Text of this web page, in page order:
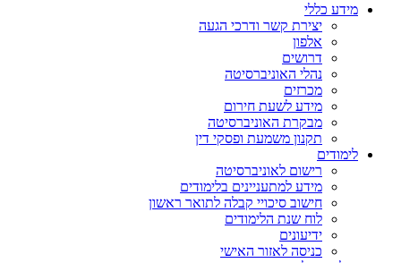
מידע כללי
יצירת קשר ודרכי הגעה
אלפון
דרושים
נהלי האוניברסיטה
מכרזים
מידע לשעת חירום
מבקרת האוניברסיטה
תקנון משמעת ופסקי דין
לימודים
רישום לאוניברסיטה
מידע למתעניינים בלימודים
חישוב סיכויי קבלה לתואר ראשון
לוח שנת הלימודים
ידיעונים
כניסה לאזור האישי